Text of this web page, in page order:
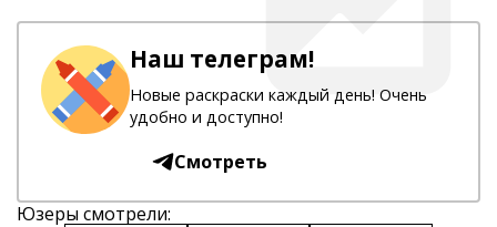
Наш телеграм!
Новые раскраски каждый день! Очень
удобно и доступно!
Смотреть
Юзеры смотрели: